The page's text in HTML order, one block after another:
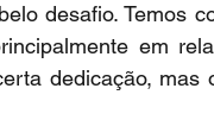
desafio. Temos
em
dedicação,